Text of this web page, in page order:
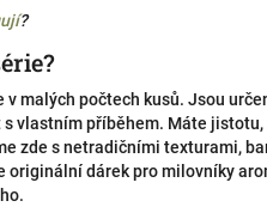
?
malých počtech kusů. Jsou
vlastním příběhem. Máte jistotu,
zde s netradičními texturami,
dárek pro milovníky